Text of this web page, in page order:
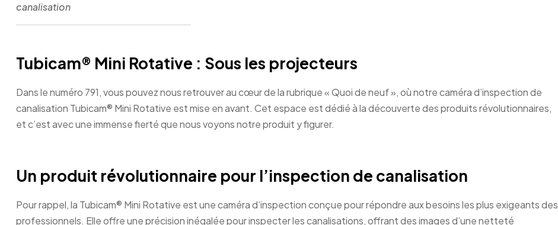
canalisation
Tubicam® Mini Rotative : Sous les projecteurs
Dans le numéro 791, vous pouvez nous retrouver au cœur de la rubrique « Quoi de neuf », où notre caméra d’inspection de
canalisation Tubicam® Mini Rotative est mise en avant. Cet espace est dédié à la découverte des produits révolutionnaires,
et c’est avec une immense fierté que nous voyons notre produit y figurer.
Un produit révolutionnaire pour l’inspection de canalisation
Pour rappel, la Tubicam® Mini Rotative est une caméra d’inspection conçue pour répondre aux besoins les plus exigeants des
professionnels. Elle offre une précision inégalée pour inspecter les canalisations, offrant des images d’une netteté